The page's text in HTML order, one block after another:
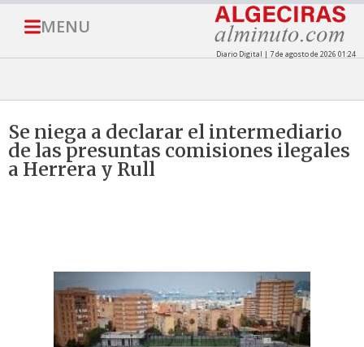
MENU
Diario Digital | 7 de agosto de 2026 01:24
Se niega a declarar el intermediario
de las presuntas comisiones ilegales
a Herrera y Rull